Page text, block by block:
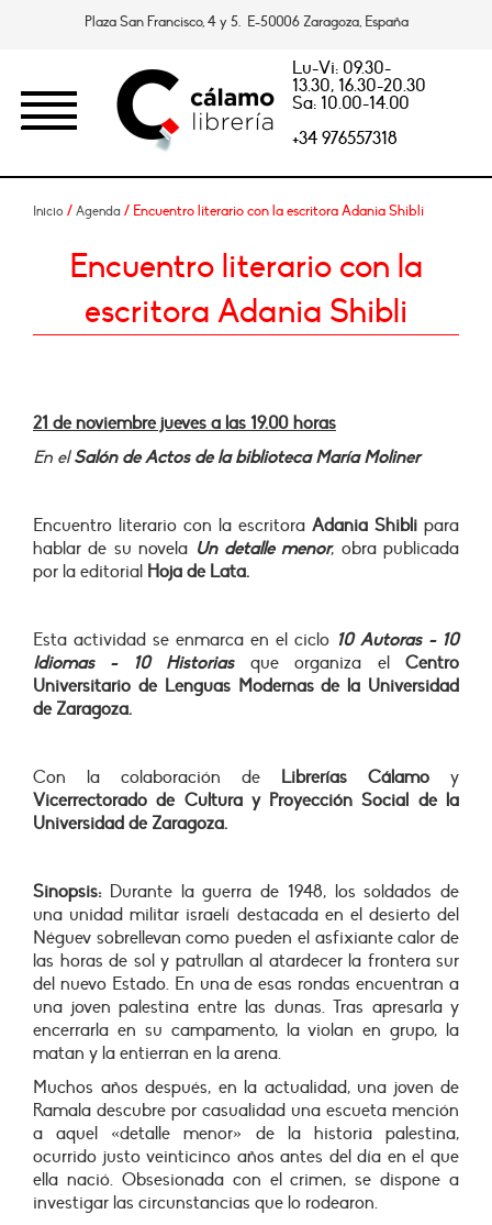
Plaza San Francisco, 4 y 5. E-50006 Zaragoza, España
Lu-Vi: 09.30-
13.30, 16.30-20.30
Sa: 10.00-14.00
+34 976557318
Inicio / Agenda / Encuentro literario con la escritora Adania Shibli
Encuentro literario con la
escritora Adania Shibli
21 de noviembre jueves a las 19.00 horas
En elSalón de Actos de la biblioteca María Moliner
Encuentro literario con la escritora Adania Shibli para
hablar de su novela Un detalle menor, obra publicada
por la editorial Hoja de Lata.
Esta actividad se enmarca en el ciclo 10 Autoras - 10
Idiomas - 10 Historiasque organiza elCentro
Universitario de Lenguas Modernas de la Universidad
de Zaragoza.
Con la colaboración de Librerías Cálamo y
Vicerrectorado de Cultura y Proyección Social de la
Universidad de Zaragoza.
Sinopsis:Durante la guerra de 1948, los soldados de
una unidad militar israelí destacada en el desierto del
Néguev sobrellevan como pueden el asfixiante calor de
las horas de sol y patrullan al atardecer la frontera sur
del nuevo Estado. En una de esas rondas encuentran a
una joven palestina entre las dunas. Tras apresarla y
encerrarla en su campamento, la violan en grupo, la
matan y la entierran en la arena.
Muchos años después, en la actualidad, una joven de
Ramala descubre por casualidad una escueta mención
a aquel «detalle menor» de la historia palestina,
ocurrido justo veinticinco años antes del día en el que
ella nació. Obsesionada con el crimen, se dispone a
investigar las circunstancias que lo rodearon.